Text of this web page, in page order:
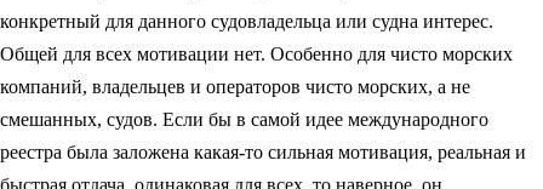
конкретный для данного судовладельца или судна интерес.
Общей для всех мотивации нет. Особенно для чисто морских
компаний, владельцев и операторов чисто морских, а не
смешанных, судов. Если бы в самой идее международного
реестра была заложена какая-то сильная мотивация, реальная и
быстрая отдача, одинаковая для всех, то наверное, он